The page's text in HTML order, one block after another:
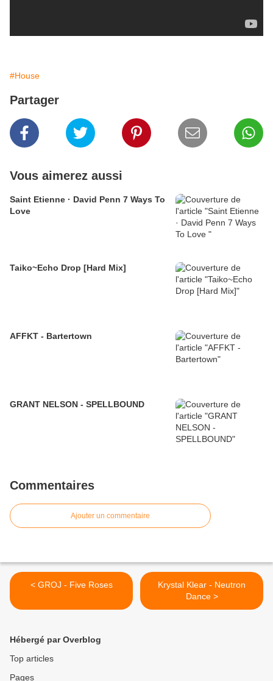
#House
Partager
Vous aimerez aussi
Saint Etienne · David Penn 7 Ways To
Love
Taiko~Echo Drop [Hard Mix]
AFFKT - Bartertown
GRANT NELSON - SPELLBOUND
Commentaires
Ajouter un commentaire
< GROJ - Five Roses
Krystal Klear - Neutron
Dance >
Hébergé par Overblog
Top articles
Pages